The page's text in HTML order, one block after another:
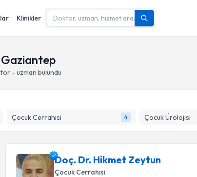
Klinikler
Gaziantep
- uzman bulundu
Çocuk Cerrahisi 4 Çocuk Ürolojisi
Doç. Dr. Hikmet Zeytun
Çocuk Cerrahisi